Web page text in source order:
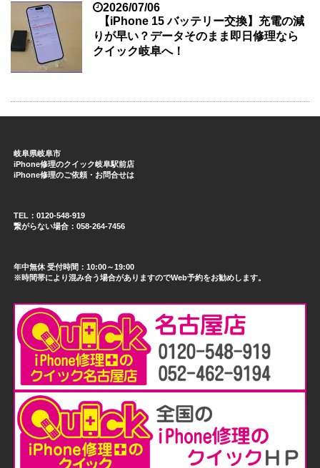
2026/07/06
【iPhone 15 バッテリー交換】充電の減
りが早い？データそのまま即日修理なら
クイック岐阜へ！
岐阜県岐阜市
iPhone修理のクイック岐阜駅前店
iPhone修理のご依頼・お問合せは
TEL：0120-548-919
繋がらない場合：058-264-7456
年中無休 受付時間：10:00～19:00
※時間帯により混み合う場合がありますのでWeb予約をお勧めします。